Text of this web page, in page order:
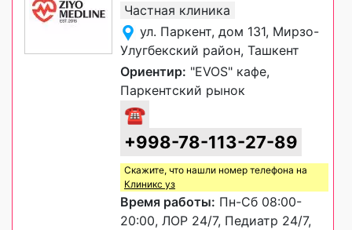
Частная клиника
ул. Паркент, дом 131, Мирзо-
Улугбекский район, Ташкент
Ориентир: "EVOS" кафе,
Паркентский рынок
☎
+998-78-113-27-89
Скажите, что нашли номер телефона на
Клиникс уз
Время работы: Пн-Сб 08:00-
20:00, ЛОР 24/7, Педиатр 24/7,